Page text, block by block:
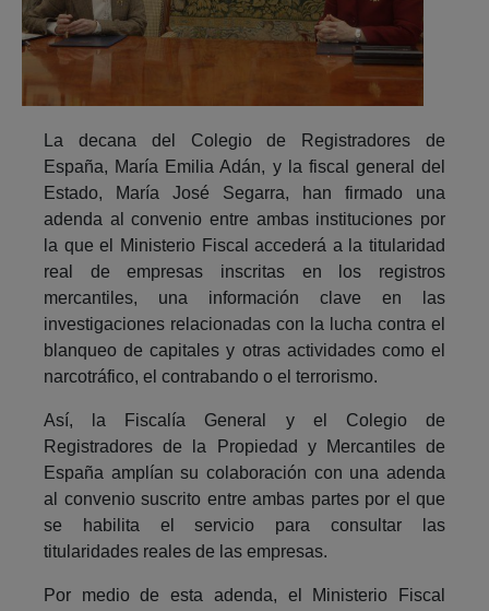
La decana del Colegio de Registradores de
España, María Emilia Adán, y la fiscal general del
Estado, María José Segarra, han firmado una
adenda al convenio entre ambas instituciones por
la que el Ministerio Fiscal accederá a la titularidad
real de empresas inscritas en los registros
mercantiles, una información clave en las
investigaciones relacionadas con la lucha contra el
blanqueo de capitales y otras actividades como el
narcotráfico, el contrabando o el terrorismo.
Así, la Fiscalía General y el Colegio de
Registradores de la Propiedad y Mercantiles de
España amplían su colaboración con una adenda
al convenio suscrito entre ambas partes por el que
se habilita el servicio para consultar las
titularidades reales de las empresas.
Por medio de esta adenda, el Ministerio Fiscal